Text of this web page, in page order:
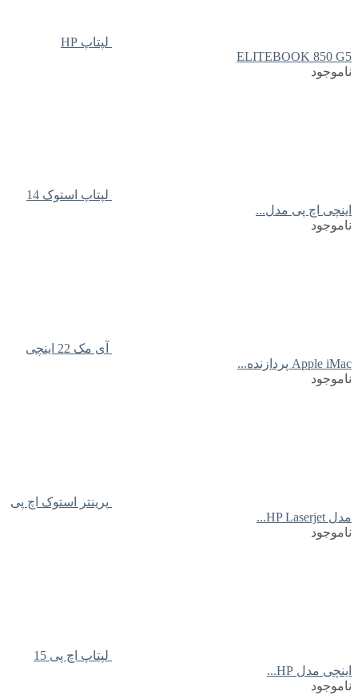
لپتاپ HP
ELITEBOOK 850 G5
ناموجود
لپتاپ استوک 14
اینچی اچ پی مدل...
ناموجود
آی مک 22 اینچی
Apple iMac پردازنده...
ناموجود
پرینتر استوک اچ پی
مدل HP Laserjet...
ناموجود
لپتاپ اچ پی 15
اینچی مدل HP...
ناموجود